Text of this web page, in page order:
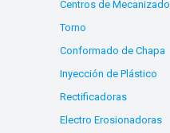
Centros de Mecanizado
Torno
Conformado de Chapa
Inyección de Plástico
Rectificadoras
Electro Erosionadoras